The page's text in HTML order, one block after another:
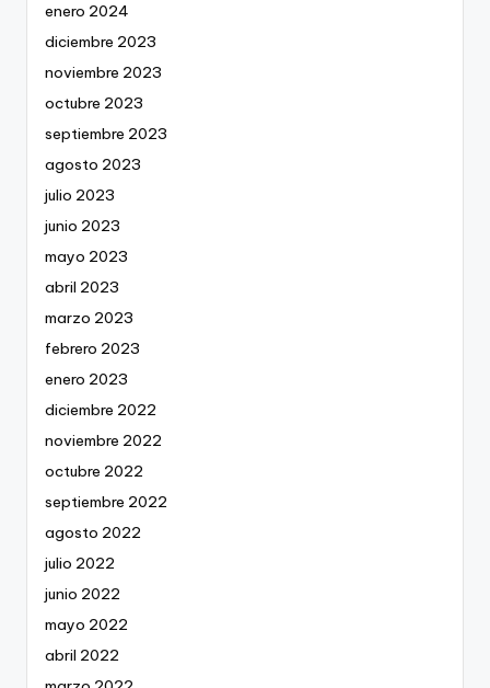
enero 2024
diciembre 2023
noviembre 2023
octubre 2023
septiembre 2023
agosto 2023
julio 2023
junio 2023
mayo 2023
abril 2023
marzo 2023
febrero 2023
enero 2023
diciembre 2022
noviembre 2022
octubre 2022
septiembre 2022
agosto 2022
julio 2022
junio 2022
mayo 2022
abril 2022